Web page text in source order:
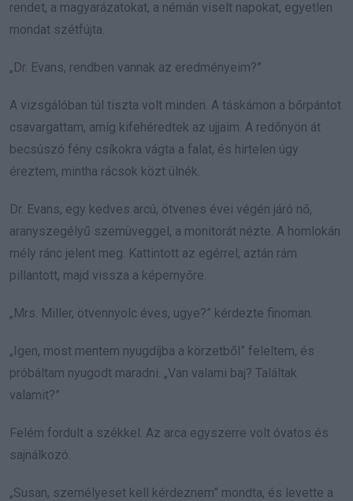
rendet, a magyarázatokat, a némán viselt napokat, egyetlen
mondat szétfújta.
„Dr. Evans, rendben vannak az eredményeim?”
A vizsgálóban túl tiszta volt minden. A táskámon a bőrpántot
csavargattam, amíg kifehéredtek az ujjaim. A redőnyön át
becsúszó fény csíkokra vágta a falat, és hirtelen úgy
éreztem, mintha rácsok közt ülnék.
Dr. Evans, egy kedves arcú, ötvenes évei végén járó nő,
aranyszegélyű szemüveggel, a monitorát nézte. A homlokán
mély ránc jelent meg. Kattintott az egérrel, aztán rám
pillantott, majd vissza a képernyőre.
„Mrs. Miller, ötvennyolc éves, ugye?” kérdezte finoman.
„Igen, most mentem nyugdíjba a körzetből” feleltem, és
próbáltam nyugodt maradni. „Van valami baj? Találtak
valamit?”
Felém fordult a székkel. Az arca egyszerre volt óvatos és
sajnálkozó.
„Susan, személyeset kell kérdeznem” mondta, és levette a